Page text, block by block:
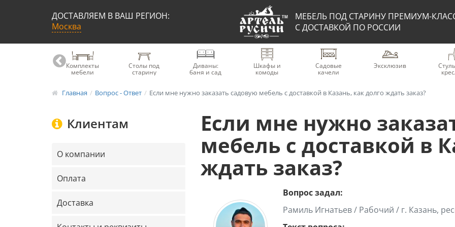
ДОСТАВЛЯЕМ В ВАШ РЕГИОН:
Москва
МЕБЕЛЬ ПОД СТАРИНУ ПРЕМИУМ-
С ДОСТАВКОЙ ПО РОССИИ
Комплекты
мебели
Столы под
старину
Диваны:
баня и сад
Шкафы и
комоды
Садовые
качели
Эксклюзив
Главная Вопрос - Ответ Если мне нужно заказать садовую мебель с доставкой в Казань, как долго ждать заказ?
Если мне нужно
мебель с доставкой в
ждать заказ?
Вопрос задал:
Рамиль Игнатьев / Рабочий / г. Казань,
Клиентам
О компании
Оплата
Доставка